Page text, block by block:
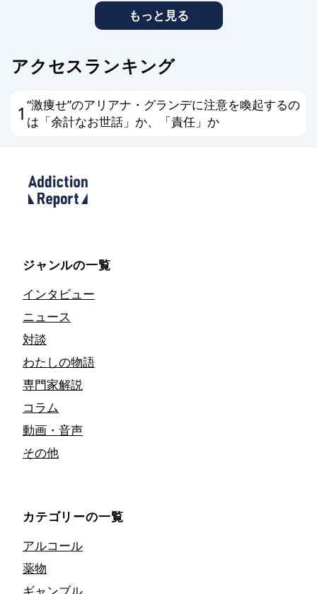
もっと見る
アクセスランキング
1 “激痩せ”のアリアナ・グランデに注意を喚起するの
は「余計なお世話」か、「責任」か
ジャンルの一覧
インタビュー
ニュース
対談
わたしの物語
専門家解説
コラム
動画・音声
その他
カテゴリーの一覧
アルコール
薬物